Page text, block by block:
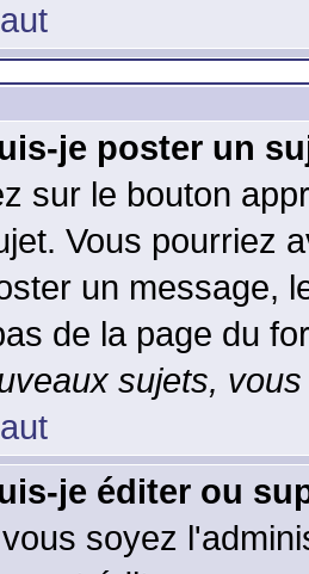
je poster un
sur le bouton
Vous pourriez
un message,
de la page du
sujets,
je éditer ou
soyez